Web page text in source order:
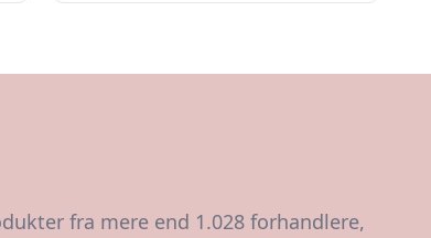
fra mere end 1.028 forhandlere,